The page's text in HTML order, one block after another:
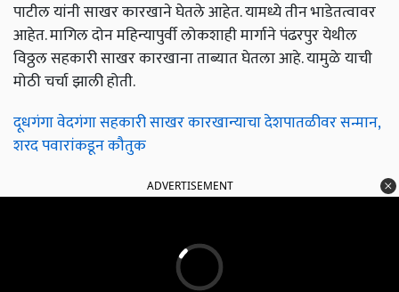
पाटील यांनी साखर कारखाने घेतले आहेत. यामध्ये तीन भाडेतत्वावर
आहेत. मागिल दोन महिन्यापुर्वी लोकशाही मार्गाने पंढरपुर येथील
विठ्ठल सहकारी साखर कारखाना ताब्यात घेतला आहे. यामुळे याची
मोठी चर्चा झाली होती.
दूधगंगा वेदगंगा सहकारी साखर कारखान्याचा देशपातळीवर सन्मान,
शरद पवारांकडून कौतुक
ADVERTISEMENT